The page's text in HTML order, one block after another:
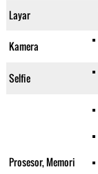
Layar
Kamera
Selfie
Prosesor, Memori